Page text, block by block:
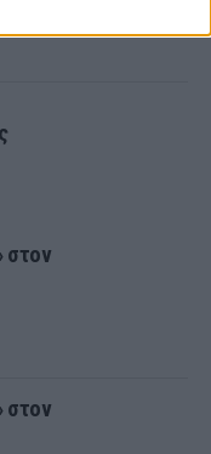
στον
στον